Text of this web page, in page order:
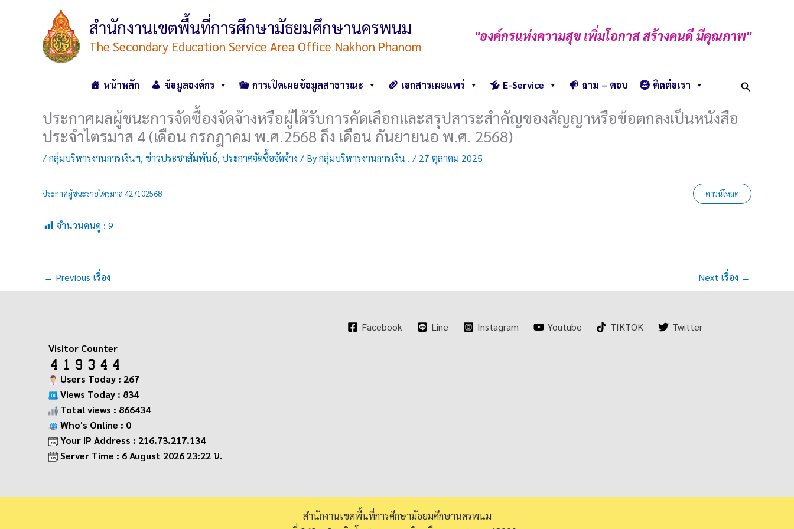
สำนักงานเขตพื้นที่การศึกษามัธยมศึกษานครพนม
The Secondary Education Service Area Office Nakhon Phanom
"องค์กรแห่งความสุข เพิ่มโอกาส สร้างคนดี มีคุณภาพ"
หน้าหลัก ข้อมูลองค์กร การเปิดเผยข้อมูลสาธารณะ เอกสารเผยแพร่ E-Service ถาม – ตอบ ติดต่อเรา Search
ประกาศผลผู้ชนะการจัดซื้องจัดจ้างหรือผู้ได้รับการคัดเลือกและสรุปสาระสำคัญของสัญญาหรือข้อตกลงเป็นหนังสือ
ประจำไตรมาส 4 (เดือน กรกฎาคม พ.ศ.2568 ถึง เดือน กันยายนอ พ.ศ. 2568)
/กลุ่มบริหารงานการเงินฯ, ข่าวประชาสัมพันธ์, ประกาศจัดซื้อจัดจ้าง / Byกลุ่มบริหารงานการเงิน . /27 ตุลาคม 2025
ประกาศผู้ชนะรายไตรมาส 427102568 ดาวน์โหลด
จำนวนคนดู : 9
← Previous เรื่อง Next เรื่อง →
Visitor Counter
Users Today : 267
Views Today : 834
Total views : 866434
Who's Online : 0
Your IP Address : 216.73.217.134
Server Time : 6 August 2026 23:22 น.
Facebook Line Instagram Youtube TIKTOK Twitter
สำนักงานเขตพื้นที่การศึกษามัธยมศึกษานครพนม